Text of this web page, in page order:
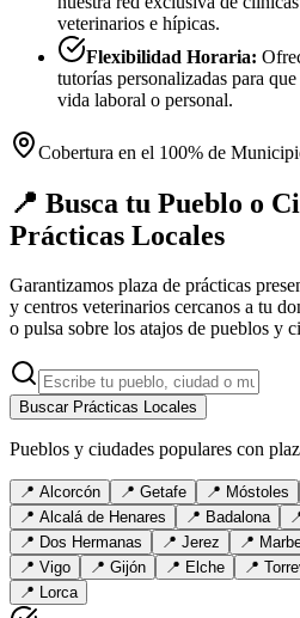
veterinarios e hípicas.
Flexibilidad Horaria:
tutorías personalizadas para
vida laboral o personal.
Cobertura en el 100% de
📍 Busca tu Pueblo o
Prácticas Locales
Garantizamos plaza de prácticas
y centros veterinarios cercanos a tu
o pulsa sobre los atajos de pueblos y
Buscar Prácticas Locales
Pueblos y ciudades populares con
📍 Alcorcón 📍 Getafe 📍 Móstoles
📍 Alcalá de Henares 📍 Badalona
📍 Dos Hermanas 📍 Jerez 📍
📍 Vigo 📍 Gijón 📍 Elche 📍
📍 Lorca